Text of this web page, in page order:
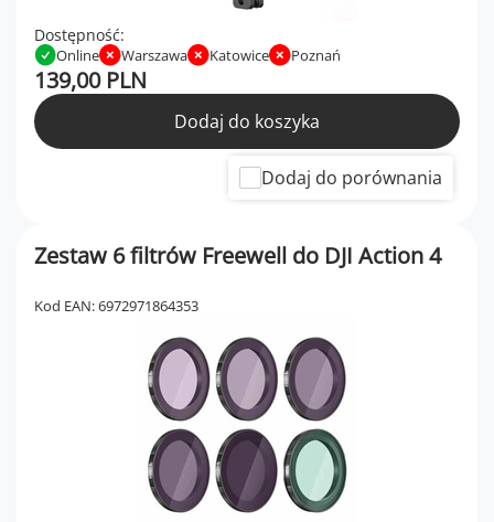
Dostępność:
Online Warszawa Katowice Poznań
139,00 PLN
Dodaj do koszyka
Dodaj do porównania
Zestaw 6 filtrów Freewell do DJI Action 4
Kod EAN: 6972971864353